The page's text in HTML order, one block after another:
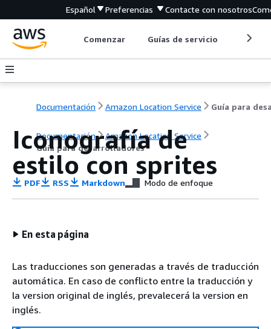
Español Preferencias Contacte con nosotros
Comenzar Guías de servicio
Documentación Amazon Location Service
Documentación
Amazon Location Service
Guía para desarrolladores
Iconografía de
estilo con sprites
PDF RSS Markdown Modo de enfoque
En esta página
Las traducciones son generadas a través de traducción
automática. En caso de conflicto entre la traducción y
la version original de inglés, prevalecerá la version en
inglés.